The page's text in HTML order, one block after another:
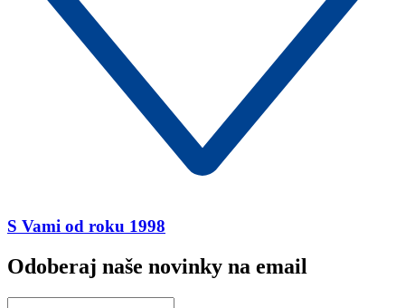
S Vami od roku 1998
Odoberaj naše novinky na email